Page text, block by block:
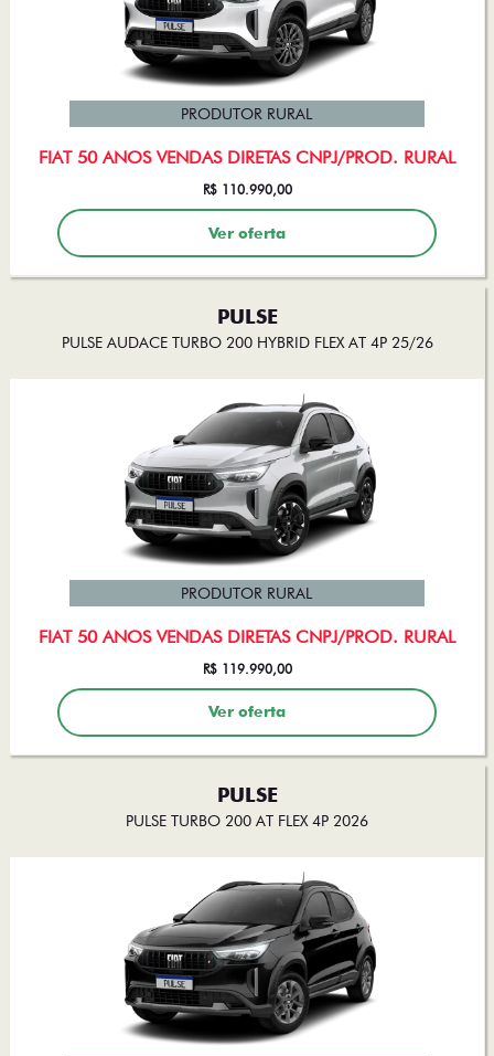
FIAT 50 ANOS VENDAS DIRETAS CNPJ/PROD. RURAL
PRODUTOR RURAL
R$ 110.990,00
Ver oferta
PULSE
PULSE AUDACE TURBO 200 HYBRID FLEX AT 4P 25/26
FIAT 50 ANOS VENDAS DIRETAS CNPJ/PROD. RURAL
PRODUTOR RURAL
R$ 119.990,00
Ver oferta
PULSE
PULSE TURBO 200 AT FLEX 4P 2026